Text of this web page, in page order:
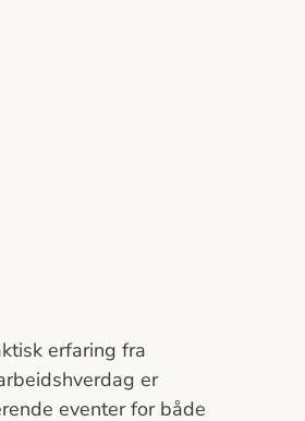
erfaring fra
er
eventer for både